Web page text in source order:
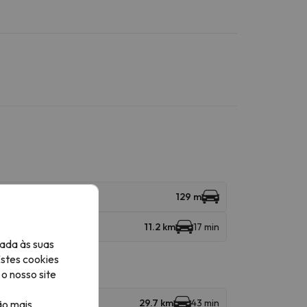
129 m
11.2 km 17 min
29.7 km 43 min
às suas
cookies
nosso site
mais